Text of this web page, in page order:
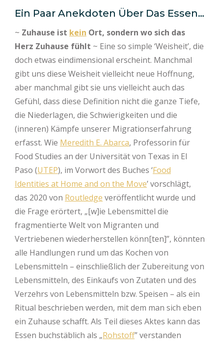
Ein Paar Anekdoten Über Das Essen…
~ Zuhause ist kein Ort, sondern wo sich das
Herz Zuhause fühlt ~ Eine so simple ‘Weisheit’, die
doch etwas eindimensional erscheint. Manchmal
gibt uns diese Weisheit vielleicht neue Hoffnung,
aber manchmal gibt sie uns vielleicht auch das
Gefühl, dass diese Definition nicht die ganze Tiefe,
die Niederlagen, die Schwierigkeiten und die
(inneren) Kämpfe unserer Migrationserfahrung
erfasst. Wie Meredith E. Abarca, Professorin für
Food Studies an der Universität von Texas in El
Paso (UTEP), im Vorwort des Buches ‘Food
Identities at Home and on the Move’ vorschlägt,
das 2020 von Routledge veröffentlicht wurde und
die Frage erörtert, „[w]ie Lebensmittel die
fragmentierte Welt von Migranten und
Vertriebenen wiederherstellen könn[ten]”, könnten
alle Handlungen rund um das Kochen von
Lebensmitteln – einschließlich der Zubereitung von
Lebensmitteln, des Einkaufs von Zutaten und des
Verzehrs von Lebensmitteln bzw. Speisen – als ein
Ritual beschrieben werden, mit dem man sich eben
ein Zuhause schafft. Als Teil dieses Aktes kann das
Essen buchstäblich als „Rohstoff” verstanden